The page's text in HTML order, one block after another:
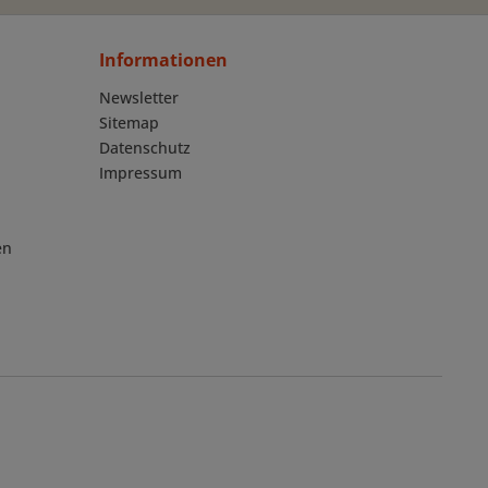
Informationen
Newsletter
Sitemap
Datenschutz
Impressum